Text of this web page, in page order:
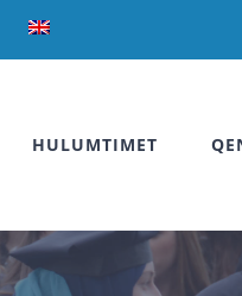
HULUMTIMET